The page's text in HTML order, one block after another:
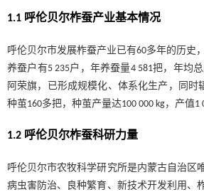
1.1 呼伦贝尔柞蚕产业基本情况
呼伦贝尔市发展柞蚕产业已有60多年的历史
养蚕户有5 235户，年养蚕量4 581把，年均
阿荣旗，已形成规模化、体系化生产，同
种茧160多把，种茧产量达100 000 kg，产值
1.2 呼伦贝尔柞蚕科研力量
呼伦贝尔市农牧科学研究所是内蒙古自治区
病虫害防治、良种繁育、新技术开发利用、